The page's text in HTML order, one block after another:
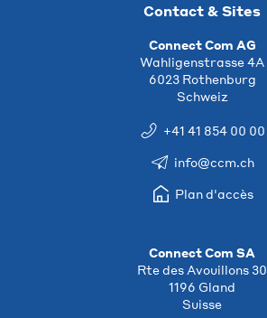
Contact & Sites
Connect Com AG
Wahligenstrasse 4A
6023 Rothenburg
Schweiz
+41 41 854 00 00
info@ccm.ch
Plan d'accès
Connect Com SA
Rte des Avouillons 30
1196 Gland
Suisse